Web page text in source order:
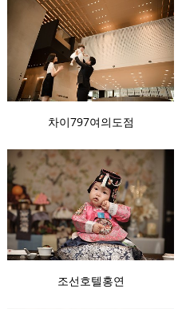
차이797여의도점
조선호텔홍연